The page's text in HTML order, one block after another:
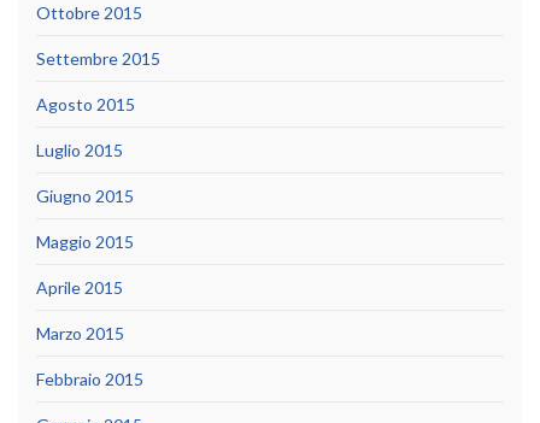
Ottobre 2015
Settembre 2015
Agosto 2015
Luglio 2015
Giugno 2015
Maggio 2015
Aprile 2015
Marzo 2015
Febbraio 2015